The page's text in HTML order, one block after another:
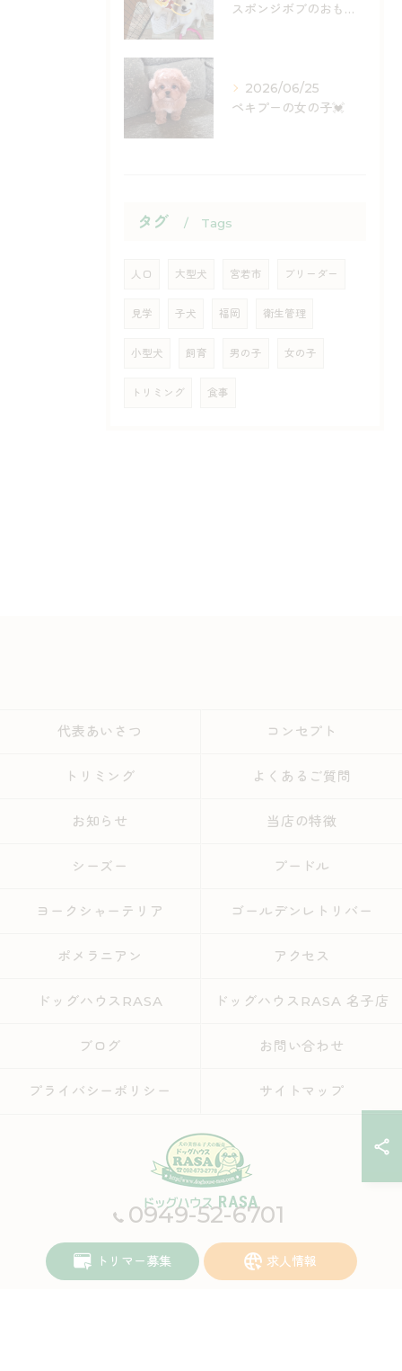
スポンジボブのおもちゃ入荷しました✨
2026/06/25
ペキプーの女の子💓
タグ Tags
人口 大型犬 宮若市 ブリーダー
見学 子犬 福岡 衛生管理
小型犬 飼育 男の子 女の子
トリミング 食事
0949-52-6701
トリマー募集 求人情報
代表あいさつ コンセプト
トリミング よくあるご質問
お知らせ 当店の特徴
シーズー プードル
ヨークシャーテリア ゴールデンレトリバー
ポメラニアン アクセス
ドッグハウスRASA ドッグハウスRASA 名子店
ブログ お問い合わせ
プライバシーポリシー サイトマップ
© 2026 福岡県宮若市のブリーダーならドッグハウスRASA ALL RIGHTS
RESERVED.